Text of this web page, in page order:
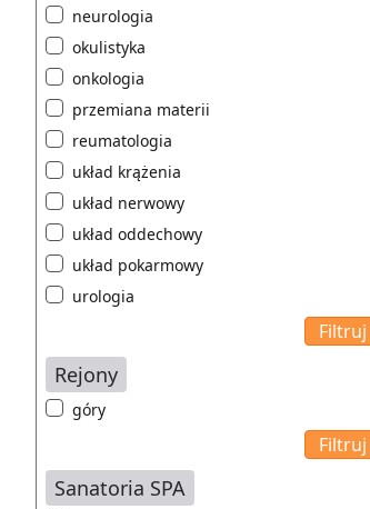
neurologia
okulistyka
onkologia
przemiana materii
reumatologia
układ krążenia
układ nerwowy
układ oddechowy
układ pokarmowy
urologia
Rejony
góry
Sanatoria SPA